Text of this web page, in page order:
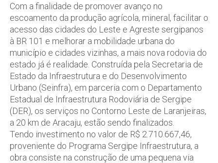
Com a finalidade de promover avanço no
escoamento da produção agrícola, mineral, facilitar o
acesso das cidades do Leste e Agreste sergipanos
à BR 101 e melhorar a mobilidade urbana do
município e cidades vizinhas, a mais nova rodovia do
estado já é realidade. Construída pela Secretaria de
Estado da Infraestrutura e do Desenvolvimento
Urbano (Seinfra), em parceria com o Departamento
Estadual de Infraestrutura Rodoviária de Sergipe
(DER), os serviços no Contorno Leste de Laranjeiras,
a 20 km de Aracaju, estão sendo finalizados.
Tendo investimento no valor de R$ 2.710.667,46,
proveniente do Programa Sergipe Infraestrutura, a
obra consiste na construção de uma pequena via